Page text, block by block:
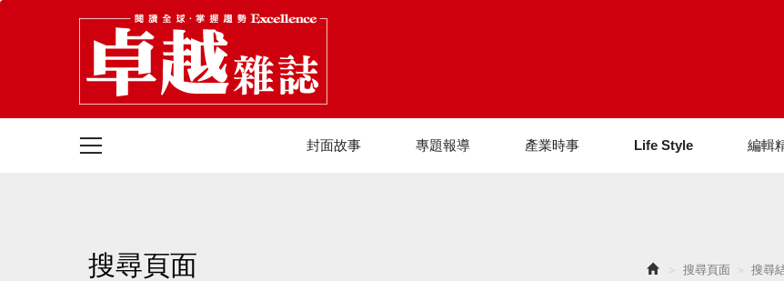
封面故事 專題報導 產業時事 Life Style 編輯
搜尋頁面 搜尋
搜尋頁面